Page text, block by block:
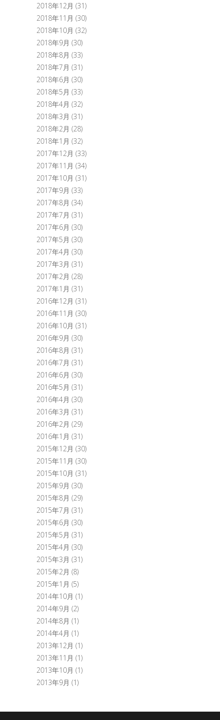
2018年12月 (31)
2018年11月 (30)
2018年10月 (32)
2018年9月 (30)
2018年8月 (33)
2018年7月 (31)
2018年6月 (30)
2018年5月 (33)
2018年4月 (32)
2018年3月 (31)
2018年2月 (28)
2018年1月 (32)
2017年12月 (33)
2017年11月 (34)
2017年10月 (31)
2017年9月 (33)
2017年8月 (34)
2017年7月 (31)
2017年6月 (30)
2017年5月 (30)
2017年4月 (30)
2017年3月 (31)
2017年2月 (28)
2017年1月 (31)
2016年12月 (31)
2016年11月 (30)
2016年10月 (31)
2016年9月 (30)
2016年8月 (31)
2016年7月 (31)
2016年6月 (30)
2016年5月 (31)
2016年4月 (30)
2016年3月 (31)
2016年2月 (29)
2016年1月 (31)
2015年12月 (30)
2015年11月 (30)
2015年10月 (31)
2015年9月 (30)
2015年8月 (29)
2015年7月 (31)
2015年6月 (30)
2015年5月 (31)
2015年4月 (30)
2015年3月 (31)
2015年2月 (8)
2015年1月 (5)
2014年10月 (1)
2014年9月 (2)
2014年8月 (1)
2014年4月 (1)
2013年12月 (1)
2013年11月 (1)
2013年10月 (1)
2013年9月 (1)